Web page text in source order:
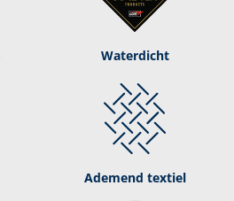
Waterdicht
Ademend textiel